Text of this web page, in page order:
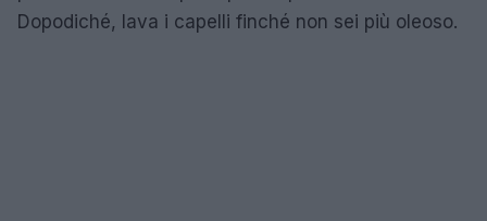
Dopodiché, lava i capelli finché non sei più oleoso.